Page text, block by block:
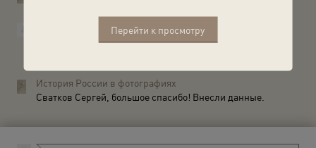
Перейти к просмотру
Но почему это Благовещенский монастырь, а не Кремль?
История России в фотографиях
Сватков Сергей, большое спасибо! Внесли данные.